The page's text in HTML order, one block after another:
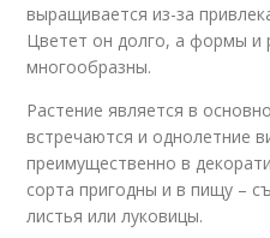
выращивается из-за
Цветет он долго, а формы и
многообразны.
Растение является в
встречаются и однолетние
преимущественно в
сорта пригодны и в пищу –
листья или луковицы.